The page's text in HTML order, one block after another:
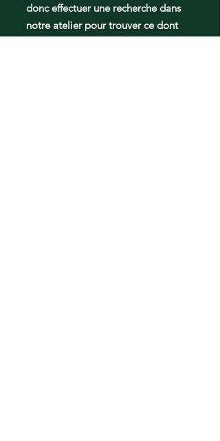
donc effectuer une recherche dans
notre atelier pour trouver ce dont